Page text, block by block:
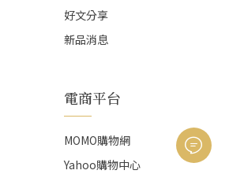
好文分享
新品消息
電商平台
MOMO購物網
Yahoo購物中心